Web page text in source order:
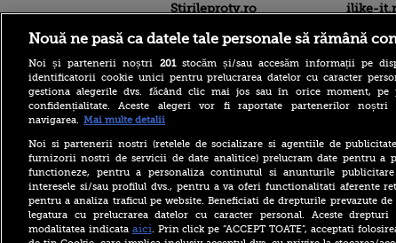
Stirileprotv.ro
agonizează la peste 40 de
grade Celsius. În Slovacia,
debitul Dunării are cel mai
Vremea severă a lovit după
caniculă și secetă. Doi
bărbați au fost loviți de
trăsnet în timp ce se
ilike-
Nouă ne pasă ca datele tale personale să rămână
Noi și partenerii noștri 201stocăm și/sau accesăm informații pe
identificatorii cookie unici pentru prelucrarea datelor cu caracter
gestiona alegerile dvs. făcând clic mai jos sau în orice moment, pe
confidențialitate. Aceste alegeri vor fi raportate partenerilor
navigarea. Mai multe detalii
Noi si partenerii nostri (retelele de socializare si agentiile de
furnizorii nostri de servicii de date analitice) prelucram date pentru a
functioneze, pentru a personaliza continutul si anunturile
interesele si/sau profilul dvs., pentru a va oferi functionalitati aferente
pentru a analiza traficul pe website. Beneficiati de drepturile prevazute de
legatura cu prelucrarea datelor cu caracter personal. Aceste
modalitatea indicata aici. Prin click pe “ACCEPT TOATE”, acceptati